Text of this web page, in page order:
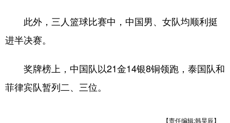
此外，三人篮球比赛中，中国男、女队均顺利挺
进半决赛。
奖牌榜上，中国队以21金14银8铜领跑，泰国队和
菲律宾队暂列二、三位。
【责任编辑:韩昊辰】